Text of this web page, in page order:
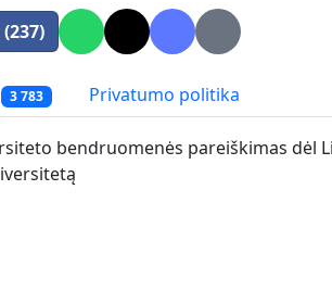
3 783 Privatumo politika
bendruomenės pareiškimas dėl